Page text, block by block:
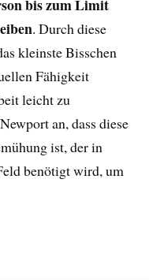
bis zum Limit
. Durch diese
kleinste Bisschen
Fähigkeit
leicht zu
an, dass diese
ist, der in
benötigt wird, um